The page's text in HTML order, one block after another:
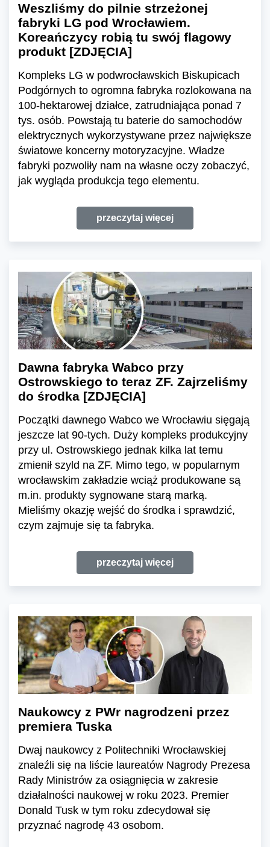
Weszliśmy do pilnie strzeżonej
fabryki LG pod Wrocławiem.
Koreańczycy robią tu swój flagowy
produkt [ZDJĘCIA]
Kompleks LG w podwrocławskich Biskupicach
Podgórnych to ogromna fabryka rozlokowana na
100-hektarowej działce, zatrudniająca ponad 7
tys. osób. Powstają tu baterie do samochodów
elektrycznych wykorzystywane przez największe
światowe koncerny motoryzacyjne. Władze
fabryki pozwoliły nam na własne oczy zobaczyć,
jak wygląda produkcja tego elementu.
przeczytaj więcej
Dawna fabryka Wabco przy
Ostrowskiego to teraz ZF. Zajrzeliśmy
do środka [ZDJĘCIA]
Początki dawnego Wabco we Wrocławiu sięgają
jeszcze lat 90-tych. Duży kompleks produkcyjny
przy ul. Ostrowskiego jednak kilka lat temu
zmienił szyld na ZF. Mimo tego, w popularnym
wrocławskim zakładzie wciąż produkowane są
m.in. produkty sygnowane starą marką.
Mieliśmy okazję wejść do środka i sprawdzić,
czym zajmuje się ta fabryka.
przeczytaj więcej
Naukowcy z PWr nagrodzeni przez
premiera Tuska
Dwaj naukowcy z Politechniki Wrocławskiej
znaleźli się na liście laureatów Nagrody Prezesa
Rady Ministrów za osiągnięcia w zakresie
działalności naukowej w roku 2023. Premier
Donald Tusk w tym roku zdecydował się
przyznać nagrodę 43 osobom.